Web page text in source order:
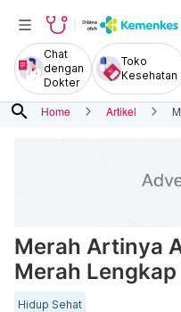
Chat
dengan
Dokter
Toko
Kesehatan
search Home Artikel
Merah Artinya
Merah Lengkap
Hidup Sehat